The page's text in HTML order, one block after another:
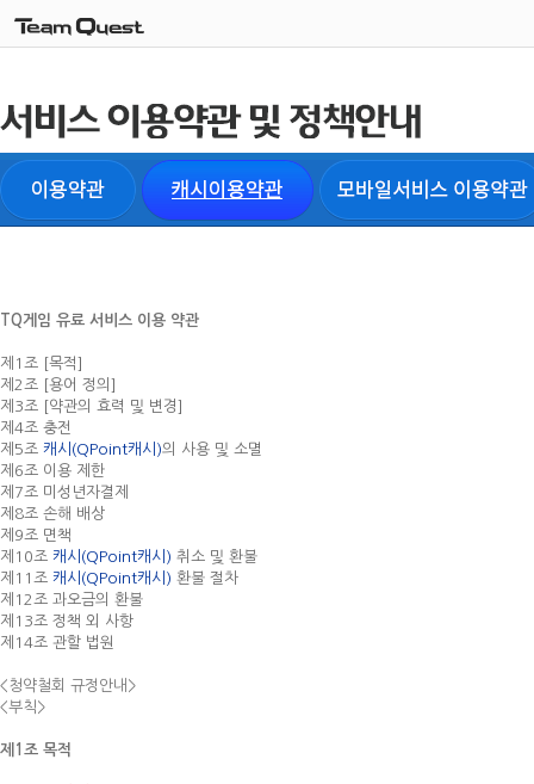
TQ게임 유료 서비스 이용 약관
제1조 [목적]
제2조 [용어 정의]
제3조 [약관의 효력 및 변경]
제4조 충전
제5조 캐시(QPoint캐시)의 사용 및 소멸
제6조 이용 제한
제7조 미성년자결제
제8조 손해 배상
제9조 면책
제10조 캐시(QPoint캐시) 취소 및 환불
제11조 캐시(QPoint캐시) 환불 절차
제12조 과오금의 환불
제13조 정책 외 사항
제14조 관할 법원
<청약철회 규정안내>
<부칙>
제1조 목적